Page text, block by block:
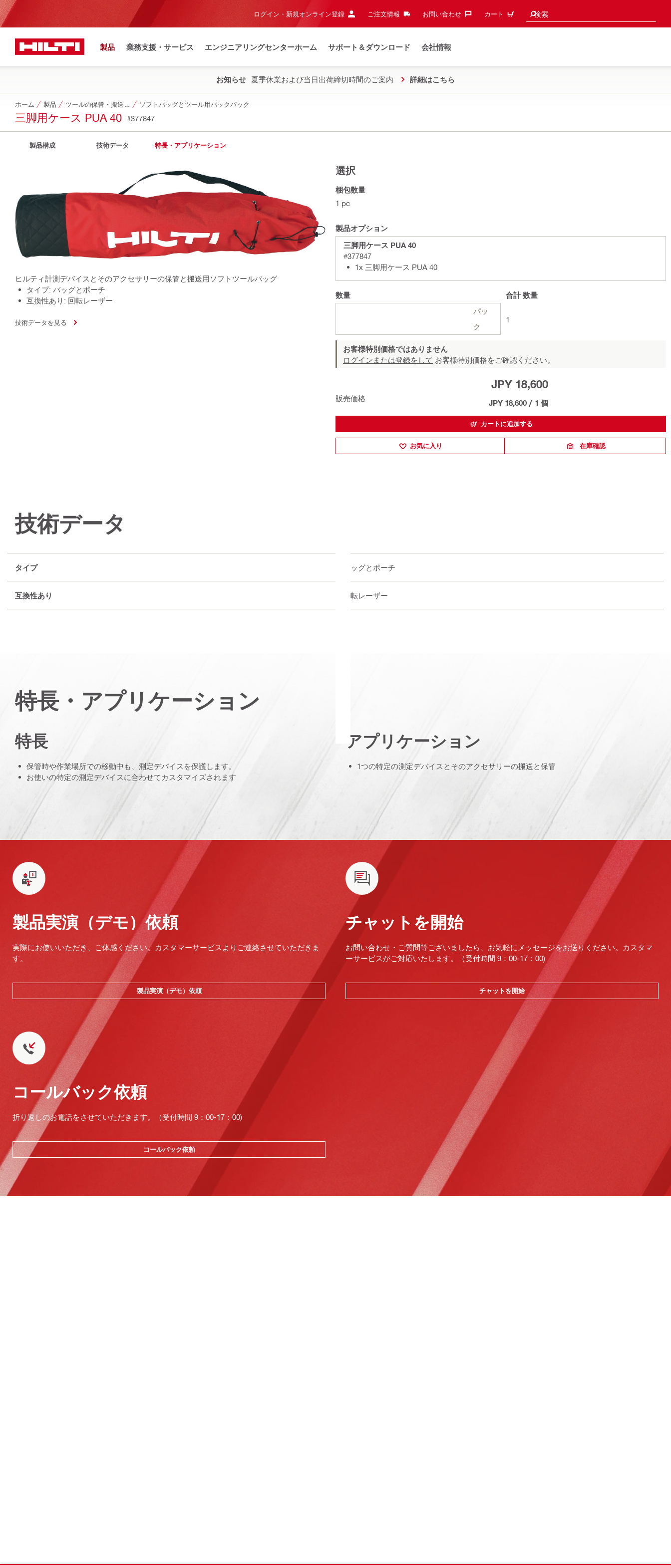
ログイン・新規オンライン登録 ご注文情報 お問い合わせ‎ カート 検索
検索候補
製品 業務支援・サービス エンジニアリングセンターホーム サポート＆ダウンロード 会社情報
お知らせ 夏季休業および当日出荷締切時間のご案内 詳細はこちら
ホーム 製品 ソフトバッグとツール用バックパック
三脚用ケース PUA 40 #377847
製品構成 技術データ 特長・アプリケーション
ヒルティ計測デバイスとそのアクセサリーの保管と搬送用ソフトツールバッグ
タイプ: バッグとポーチ
互換性あり: 回転レーザー
技術データを見る
選択
梱包数量
1 pc
製品オプション
三脚用ケース PUA 40
#377847
1x 三脚用ケース PUA 40
数量
パッ
ク
合計数量
1
お客様特別価格ではありません
ログインまたは登録をして お客様特別価格をご確認ください。
販売価格
JPY 18,600
JPY 18,600 / 1 個
カートに追加する
お気に入り 在庫確認
技術データ
タイプ バッグとポーチ
互換性あり 回転レーザー
特長・アプリケーション
特長
保管時や作業場所での移動中も、測定デバイスを保護します。
お使いの特定の測定デバイスに合わせてカスタマイズされます
アプリケーション
1つの特定の測定デバイスとそのアクセサリーの搬送と保管
製品実演（デモ）依頼
実際にお使いいただき、ご体感ください。カスタマーサービスよりご連絡させていただきま
す。
製品実演（デモ）依頼
チャットを開始
お問い合わせ・ご質問等ございましたら、お気軽にメッセージをお送りください。カスタマ
ーサービスがご対応いたします。（受付時間 9：00-17：00)
チャットを開始
コールバック依頼
折り返しのお電話をさせていただきます。（受付時間 9：00-17：00)
コールバック依頼